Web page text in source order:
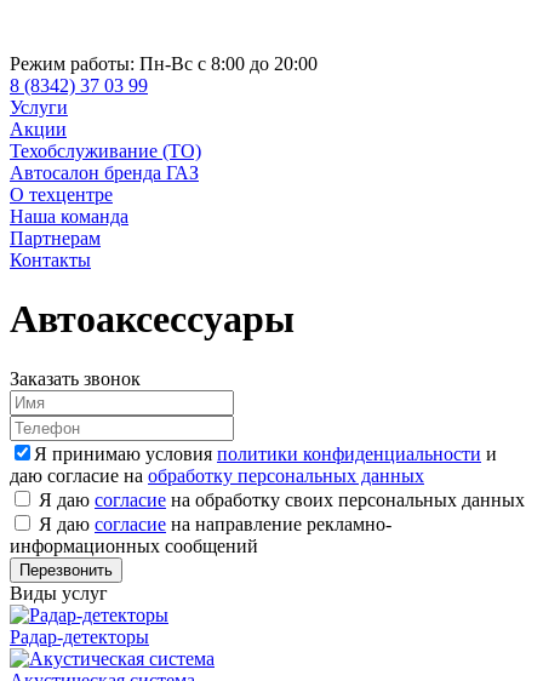
Режим работы: Пн-Вс с 8:00 до 20:00
8 (8342) 37 03 99
Услуги
Акции
Техобслуживание (ТО)
Автосалон бренда ГАЗ
О техцентре
Наша команда
Партнерам
Контакты
Автоаксессуары
Заказать звонок
Я принимаю условия политики конфиденциальности и
даю согласие на обработку персональных данных
Я даю согласие на обработку своих персональных данных
Я даю согласие на направление рекламно-
информационных сообщений
Виды услуг
Радар-детекторы